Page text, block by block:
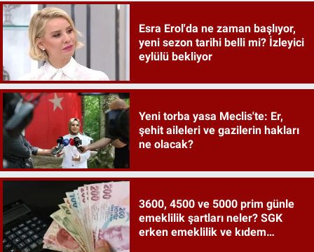
Esra Erol'da ne zaman başlıyor,
yeni sezon tarihi belli mi? İzleyici
eylülü bekliyor
Yeni torba yasa Meclis'te: Er,
şehit aileleri ve gazilerin hakları
ne olacak?
3600, 4500 ve 5000 prim günle
emeklilik şartları neler? SGK
erken emeklilik ve kıdem